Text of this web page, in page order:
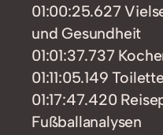
01:00:25.627
und Gesundheit
01:01:37.737
01:11:05.149
01:17:47.420
Fußballanalysen